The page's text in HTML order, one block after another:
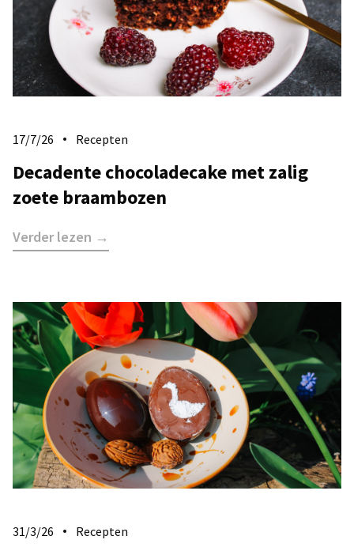
17/7/26 Recepten
Decadente chocoladecake met zalig
zoete braambozen
Verder lezen →
31/3/26 Recepten